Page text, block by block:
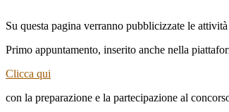
Su questa pagina verranno pubblicizzate le
Primo appuntamento, inserito anche nella
Clicca qui
con la preparazione e la partecipazione al